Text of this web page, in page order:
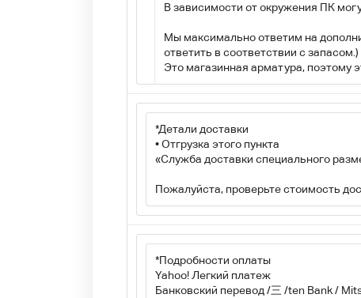
В зависимости от окружения ПК
Мы максимально ответим на
ответить в соответствии с запасом.)
Это магазинная арматура, поэтому
*Детали доставки
• Отгрузка этого пункта
«Служба доставки специального
Пожалуйста, проверьте стоимость
*Подробности оплаты
Yahoo! Легкий платеж
Банковский перевод /三 /ten Bank /